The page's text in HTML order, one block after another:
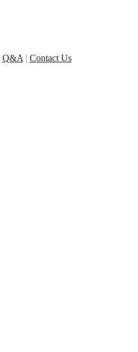
Q&A | Contact Us